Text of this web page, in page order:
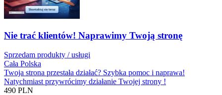
Nie trać klientów! Naprawimy Twoją stronę
Sprzedam produkty / usługi
Cała Polska
Twoja strona przestała działać? Szybka pomoc i naprawa!
Natychmiast przywrócimy działanie Twojej strony !
490 PLN